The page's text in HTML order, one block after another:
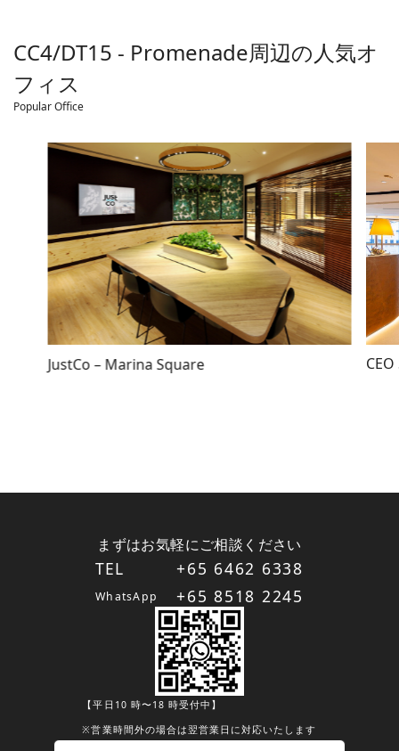
CC4/DT15 - Promenade周辺の人気オ
フィス
Popular Office
JustCo – Marina Square
まずはお気軽にご相談ください
TEL
WhatsApp
+65 6462 6338
+65 8518 2245
【平日10 時〜18 時受付中】
※営業時間外の場合は翌営業日に対応いたします